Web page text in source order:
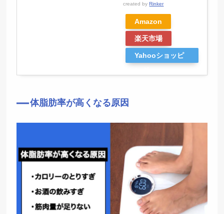
created byRinker
Amazon
楽天市場
Yahooショッピ
体脂肪率が高くなる原因